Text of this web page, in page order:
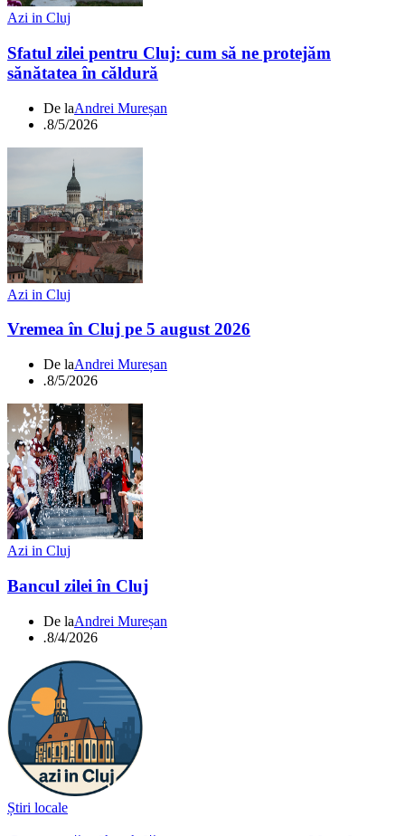
Azi in Cluj
Sfatul zilei pentru Cluj: cum să ne protejăm
sănătatea în căldură
De laAndrei Mureșan
.8/5/2026
Azi in Cluj
Vremea în Cluj pe 5 august 2026
De laAndrei Mureșan
.8/5/2026
Azi in Cluj
Bancul zilei în Cluj
De laAndrei Mureșan
.8/4/2026
Știri locale